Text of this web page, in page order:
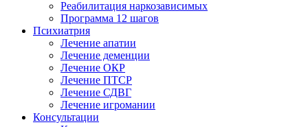
Реабилитация наркозависимых
Программа 12 шагов
Психиатрия
Лечение апатии
Лечение деменции
Лечение ОКР
Лечение ПТСР
Лечение СДВГ
Лечение игромании
Консультации